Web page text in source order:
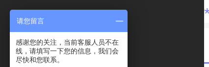
请您留言
感谢您的关注，当前客服人员不在
线，请填写一下您的信息，我们会
尽快和您联系。